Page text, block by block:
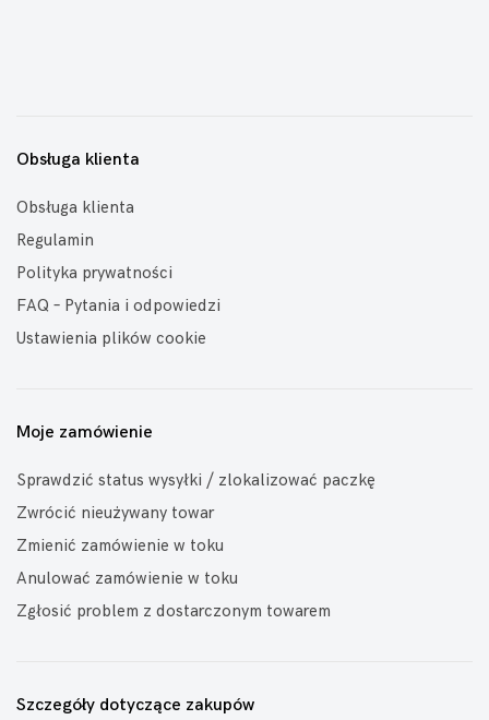
Obsługa klienta
Obsługa klienta
Regulamin
Polityka prywatności
FAQ – Pytania i odpowiedzi
Ustawienia plików cookie
Moje zamówienie
Sprawdzić status wysyłki / zlokalizować paczkę
Zwrócić nieużywany towar
Zmienić zamówienie w toku
Anulować zamówienie w toku
Zgłosić problem z dostarczonym towarem
Szczegóły dotyczące zakupów